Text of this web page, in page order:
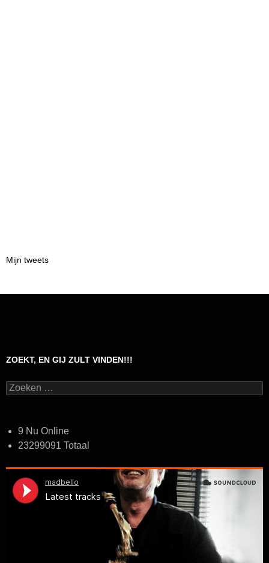
Mijn tweets
ZOEKT, EN GIJ ZULT VINDEN!!!
Zoeken
naar:
9 Nu Online
23299091 Totaal